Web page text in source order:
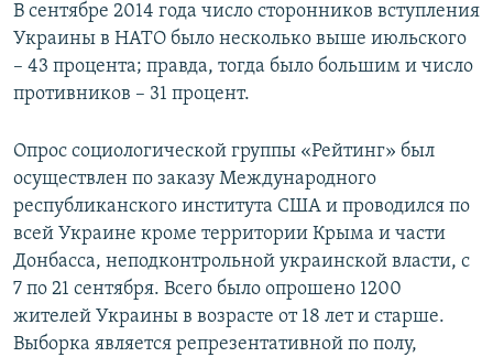
В сентябре 2014 года число сторонников вступления
Украины в НАТО было несколько выше июльского
– 43 процента; правда, тогда было большим и число
противников – 31 процент.
Опрос социологической группы «Рейтинг» был
осуществлен по заказу Международного
республиканского института США и проводился по
всей Украине кроме территории Крыма и части
Донбасса, неподконтрольной украинской власти, с
7 по 21 сентября. Всего было опрошено 1200
жителей Украины в возрасте от 18 лет и старше.
Выборка является репрезентативной по полу,